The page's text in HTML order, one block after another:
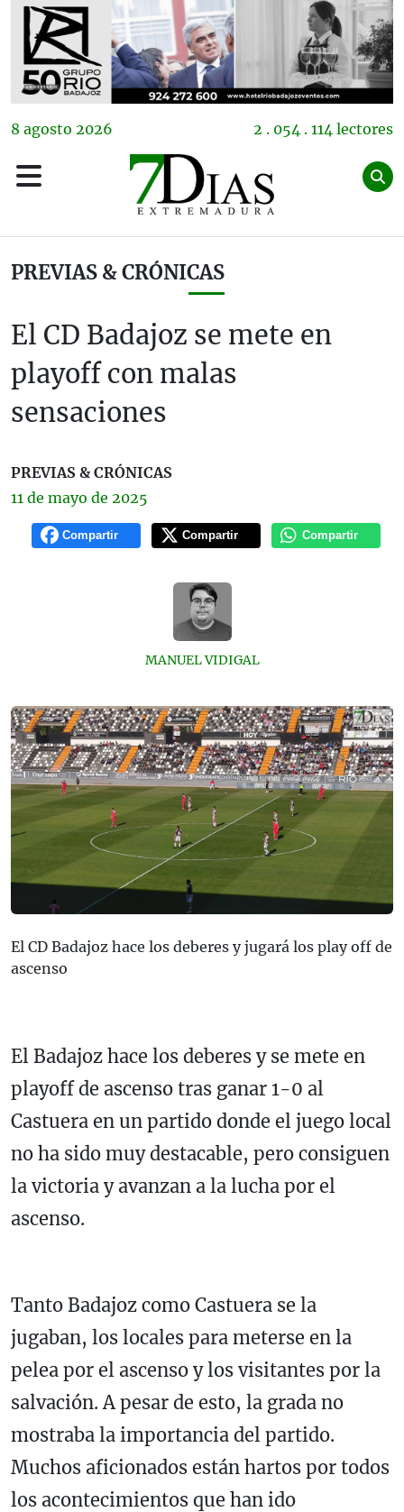
8 agosto 2026 2 . 054 . 114 lectores
PREVIAS & CRÓNICAS
El CD Badajoz se mete en
playoff con malas
sensaciones
PREVIAS & CRÓNICAS
11 de mayo de 2025
Compartir Compartir Compartir
MANUEL VIDIGAL
El CD Badajoz hace los deberes y jugará los play off de
ascenso
El Badajoz hace los deberes y se mete en
playoff de ascenso tras ganar 1-0 al
Castuera en un partido donde el juego local
no ha sido muy destacable, pero consiguen
la victoria y avanzan a la lucha por el
ascenso.
Tanto Badajoz como Castuera se la
jugaban, los locales para meterse en la
pelea por el ascenso y los visitantes por la
salvación. A pesar de esto, la grada no
mostraba la importancia del partido.
Muchos aficionados están hartos por todos
los acontecimientos que han ido